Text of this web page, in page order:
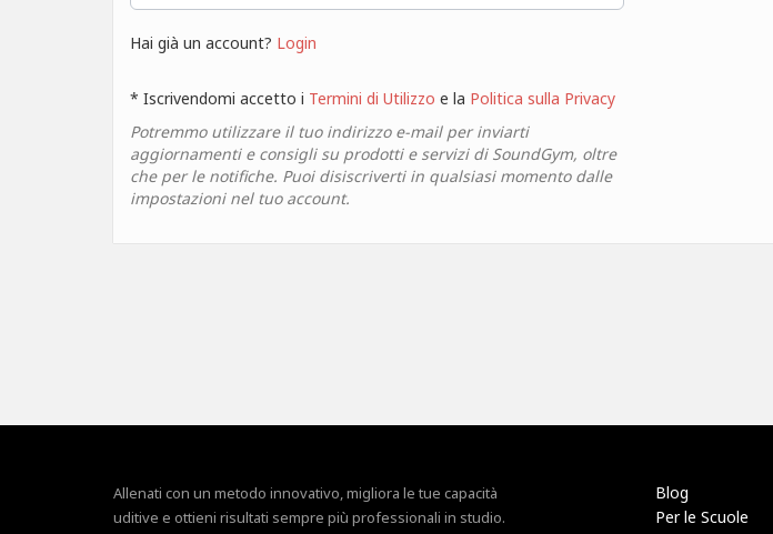
Hai già un account? Login
* Iscrivendomi accetto i Termini di Utilizzo e la Politica sulla Privacy
Potremmo utilizzare il tuo indirizzo e-mail per inviarti
aggiornamenti e consigli su prodotti e servizi di SoundGym, oltre
che per le notifiche. Puoi disiscriverti in qualsiasi momento dalle
impostazioni nel tuo account.
Allenati con un metodo innovativo, migliora le tue capacità
uditive e ottieni risultati sempre più professionali in studio.
Blog
Per le Scuole